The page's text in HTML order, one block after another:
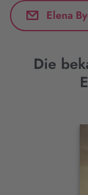
Elena
Die